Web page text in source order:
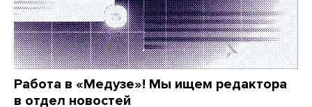
Работа в «Медузе»! Мы ищем редактора
в отдел новостей